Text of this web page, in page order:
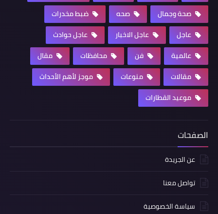
صحة وجمال
صحه
ضبط مخدرات
عاجل
عاجل الاخبار
عاجل حوادث
عالمية
فن محافظات
مقال
مقالات
منوعات
موجز لأهم الأحداث
موعيد القطارات
الصفحات
عن الجريدة
تواصل معنا
سياسة الخصوصية